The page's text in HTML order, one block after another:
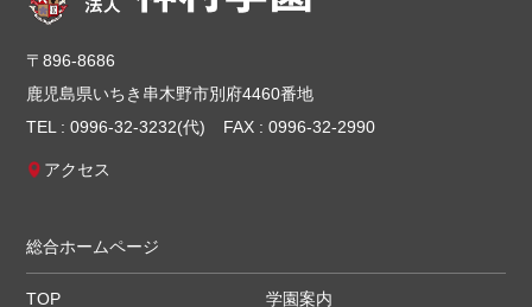
〒896-8686
鹿児島県いちき串木野市別府4460番地
TEL : 0996-32-3232(代)
FAX : 0996-32-2990
アクセス
総合ホームページ
TOP
学園案内